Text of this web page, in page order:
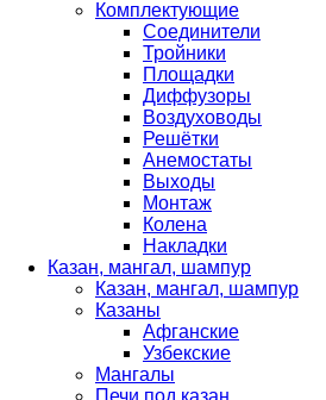
Комплектующие
Соединители
Тройники
Площадки
Диффузоры
Воздуховоды
Решётки
Анемостаты
Выходы
Монтаж
Колена
Накладки
Казан, мангал, шампур
Казан, мангал, шампур
Казаны
Афганские
Узбекские
Мангалы